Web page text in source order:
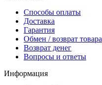
Способы оплаты
Доставка
Гарантия
Обмен / возврат товара
Возврат денег
Вопросы и ответы
Информация